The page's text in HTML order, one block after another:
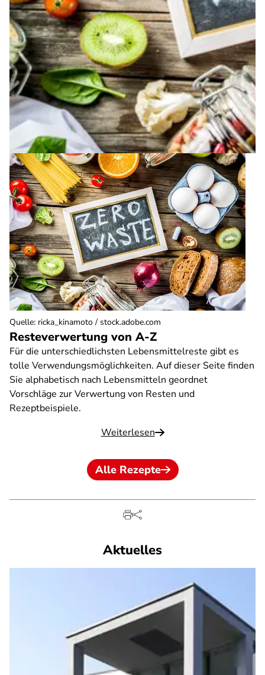
Resteverwertung von A-Z
Für die unterschiedlichsten Lebensmittelreste gibt es
tolle Verwendungsmöglichkeiten. Auf dieser Seite finden
Sie alphabetisch nach Lebensmitteln geordnet
Vorschläge zur Verwertung von Resten und
Rezeptbeispiele.
Weiterlesen
Quelle: ricka_kinamoto / stock.adobe.com
Alle Rezepte
Aktuelles